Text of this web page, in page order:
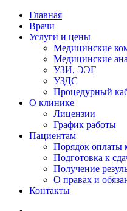
Главная
Врачи
Услуги и цены
Медицинские
Медицинские
УЗИ, ЭЭГ
УЗДС
Процедурный
О клинике
Лицензии
График работы
Пациентам
Порядок оплаты
Подготовка к
Получение
О правах и
Контакты